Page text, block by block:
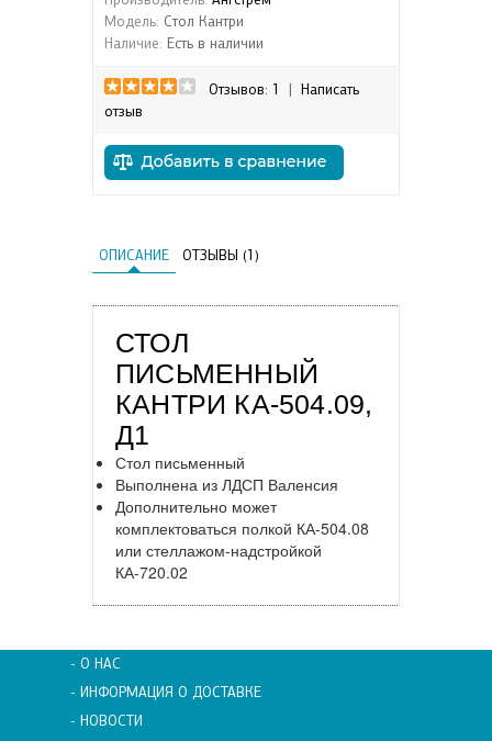
Модель: Стол Кантри
Наличие: Есть в наличии
Отзывов: 1
Написать
отзыв
ОПИСАНИЕ ОТЗЫВЫ (1)
СТОЛ
ПИСЬМЕННЫЙ
КАНТРИ КА-504.09,
Д1
Стол письменный
Выполнена из ЛДСП Валенсия
Дополнительно может
комплектоваться полкой КА-504.08
или стеллажом-надстройкой
КА-720.02
- О НАС
- ИНФОРМАЦИЯ О ДОСТАВКЕ
- НОВОСТИ